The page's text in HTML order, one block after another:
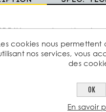
propose le système de
des petites applications
à une surface galvanisée à
ZINGALUSPRAY contient
des métaux
de structures endommagées
revêtues de zinc.
cookies nous permettent
nos services, vous
des
OK
En savoir